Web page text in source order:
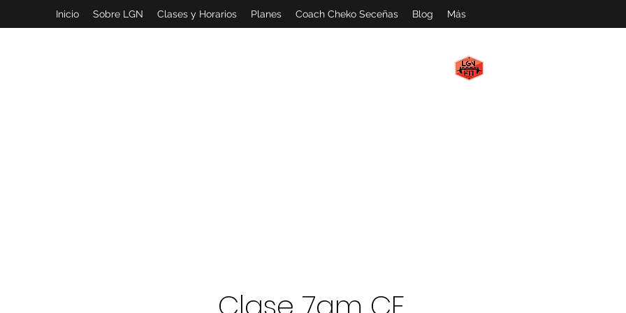
Inicio Sobre LGN Clases y Horarios Planes Coach Cheko Seceñas Blog Más